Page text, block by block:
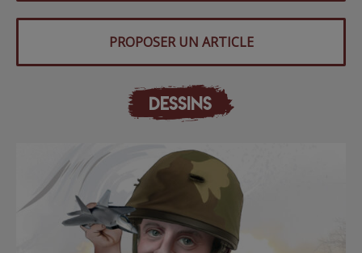
PROPOSER UN ARTICLE
DESSINS